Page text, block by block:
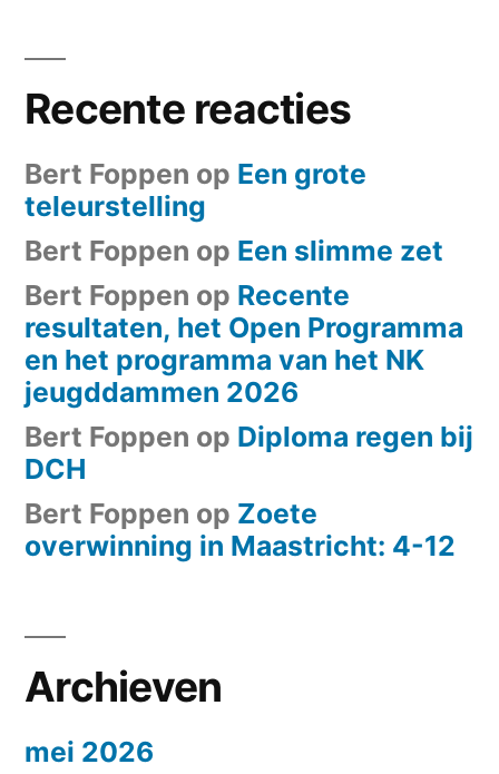
Recente reacties
Bert Foppen op Een grote
teleurstelling
Bert Foppen op Een slimme zet
Bert Foppen op Recente
resultaten, het Open Programma
en het programma van het NK
jeugddammen 2026
Bert Foppen op Diploma regen bij
DCH
Bert Foppen op Zoete
overwinning in Maastricht: 4-12
Archieven
mei 2026